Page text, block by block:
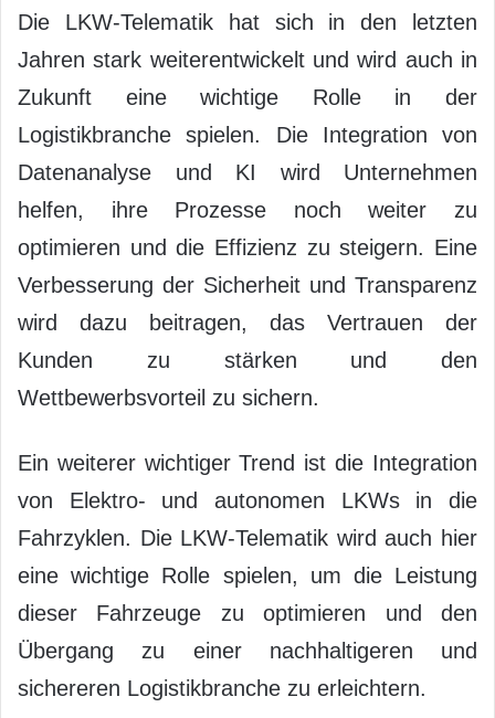
Die LKW-Telematik hat sich in den letzten
Jahren stark weiterentwickelt und wird auch in
Zukunft eine wichtige Rolle in der
Logistikbranche spielen. Die Integration von
Datenanalyse und KI wird Unternehmen
helfen, ihre Prozesse noch weiter zu
optimieren und die Effizienz zu steigern. Eine
Verbesserung der Sicherheit und Transparenz
wird dazu beitragen, das Vertrauen der
Kunden zu stärken und den
Wettbewerbsvorteil zu sichern.
Ein weiterer wichtiger Trend ist die Integration
von Elektro- und autonomen LKWs in die
Fahrzyklen. Die LKW-Telematik wird auch hier
eine wichtige Rolle spielen, um die Leistung
dieser Fahrzeuge zu optimieren und den
Übergang zu einer nachhaltigeren und
sichereren Logistikbranche zu erleichtern.